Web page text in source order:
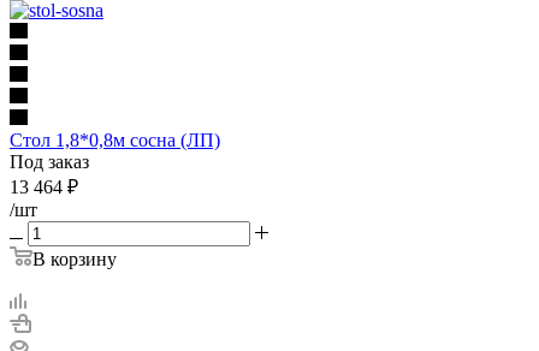
Стол 1,8*0,8м сосна (ЛП)
Под заказ
13 464 ₽
/шт
В корзину